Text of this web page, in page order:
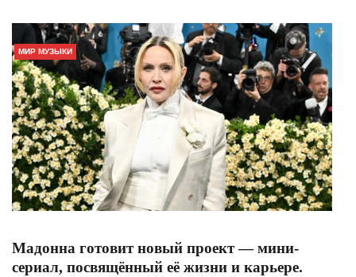
МИР МУЗЫКИ
Мадонна готовит новый проект — мини-
сериал, посвящённый её жизни и карьере.